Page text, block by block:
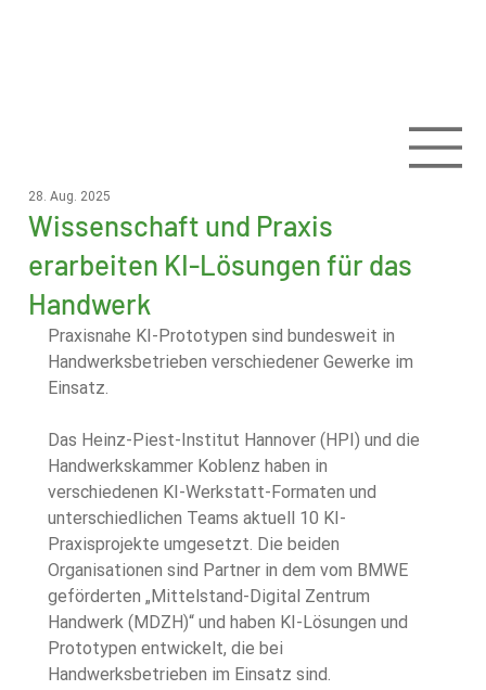
Wissenschaft und Praxis
erarbeiten KI-Lösungen für das
Handwerk
28. Aug. 2025
Praxisnahe KI-Prototypen sind bundesweit in
Handwerksbetrieben verschiedener Gewerke im
Einsatz.
Das Heinz-Piest-Institut Hannover (HPI) und die
Handwerkskammer Koblenz haben in
verschiedenen KI-Werkstatt-Formaten und
unterschiedlichen Teams aktuell 10 KI-
Praxisprojekte umgesetzt. Die beiden
Organisationen sind Partner in dem vom BMWE
geförderten „Mittelstand-Digital Zentrum
Handwerk (MDZH)“ und haben KI-Lösungen und
Prototypen entwickelt, die bei
Handwerksbetrieben im Einsatz sind.